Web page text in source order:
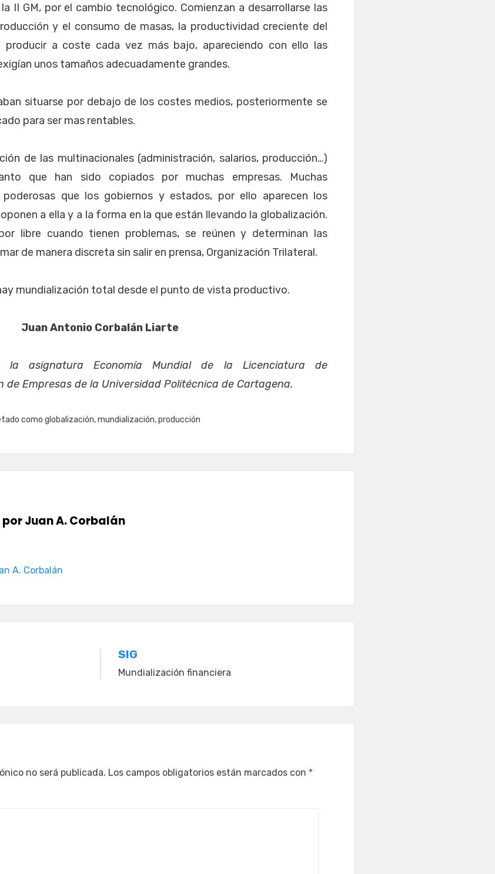
II GM, por el cambio tecnológico. Comienzan a desarrollarse las
y el consumo de masas, la productividad creciente del
producir a coste cada vez más bajo, apareciendo con ello las
unos tamaños adecuadamente grandes.
situarse por debajo de los costes medios, posteriormente se
para ser mas rentables.
de las multinacionales (administración, salarios, producción…)
que han sido copiados por muchas empresas. Muchas
poderosas que los gobiernos y estados, por ello aparecen los
a ella y a la forma en la que están llevando la globalización.
libre cuando tienen problemas, se reúnen y determinan las
de manera discreta sin salir en prensa, Organización Trilateral.
mundialización total desde el punto de vista productivo.
Juan Antonio Corbalán Liarte
la asignatura Economía Mundial de la Licenciatura de
de Empresas de la Universidad Politécnica de Cartagena.
como globalización,mundialización,producción
Juan A. Corbalán
A. Corbalán
SIG
Mundialización financiera
no será publicada. Los campos obligatorios están marcados con *